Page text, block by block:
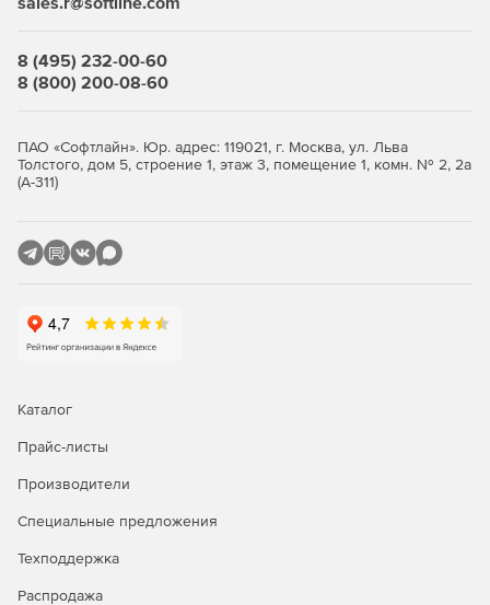
8 (495) 232-00-60
8 (800) 200-08-60
ПАО «Софтлайн». Юр. адрес: 119021, г. Москва, ул. Льва
Толстого, дом 5, строение 1, этаж 3, помещение 1, комн. № 2, 2а
(А-311)
Каталог
Прайс-листы
Производители
Специальные предложения
Техподдержка
Распродажа